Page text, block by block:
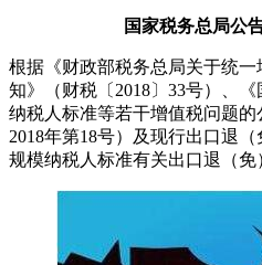
国家税务总局公
根据《财政部税务总局关于统
知》（财税〔2018〕33号）、
纳税人标准等若干增值税问题
2018年第18号）及现行出口退
规模纳税人标准有关出口退（免